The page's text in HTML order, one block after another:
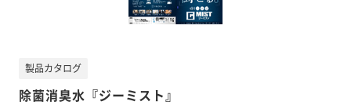
除菌消臭水『ジーミスト』
製品カタログ